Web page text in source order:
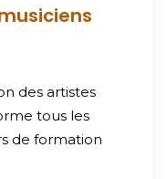
des artistes
tous les
de formation